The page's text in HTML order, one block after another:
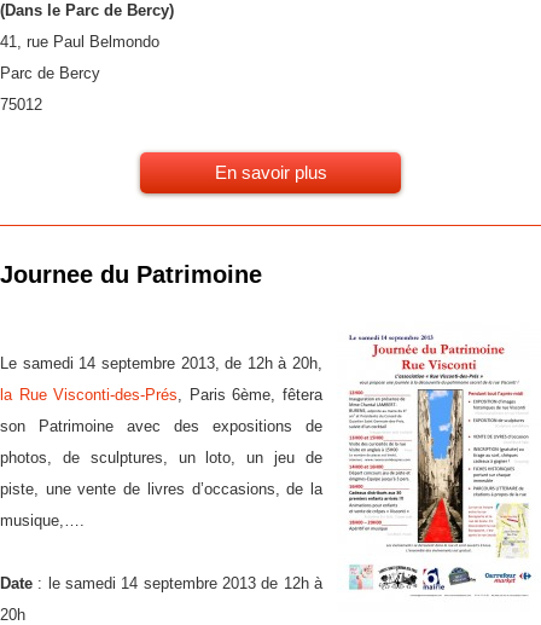
(Dans le Parc de Bercy)
41, rue Paul Belmondo
Parc de Bercy
75012
En savoir plus
Journee du Patrimoine
Le samedi 14 septembre 2013, de 12h à 20h,
la Rue Visconti-des-Prés, Paris 6ème, fêtera
son Patrimoine avec des expositions de
photos, de sculptures, un loto, un jeu de
piste, une vente de livres d’occasions, de la
musique,….
Date : le samedi 14 septembre 2013 de 12h à
20h